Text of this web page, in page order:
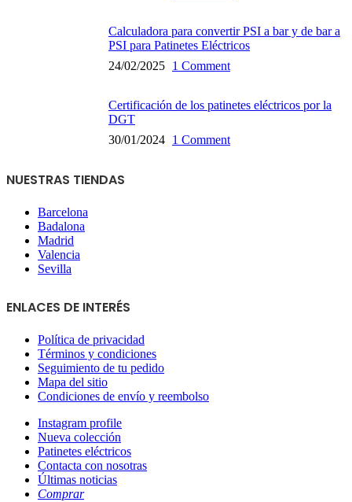
Calculadora para convertir PSI a bar y de bar a
PSI para Patinetes Eléctricos
24/02/2025 1 Comment
Certificación de los patinetes eléctricos por la
DGT
30/01/2024 1 Comment
NUESTRAS TIENDAS
Barcelona
Badalona
Madrid
Valencia
Sevilla
ENLACES DE INTERÉS
Política de privacidad
Términos y condiciones
Seguimiento de tu pedido
Mapa del sitio
Condiciones de envío y reembolso
Instagram profile
Nueva colección
Patinetes eléctricos
Contacta con nosotras
Últimas noticias
Comprar